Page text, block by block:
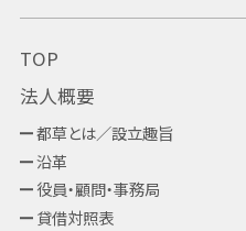
TOP
法人概要
都草とは／設立趣旨
沿革
役員・顧問・事務局
貸借対照表